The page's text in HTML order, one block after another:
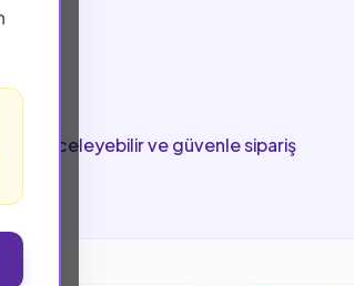
inceleyebilir ve güvenle sipariş